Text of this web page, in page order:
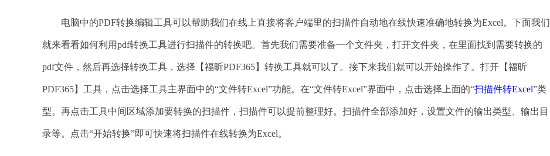
电脑中的PDF转换编辑工具可以帮助我们在线上直接将客户端里的扫描件自动地在线快速准确地转换为Excel。下面我们
就来看看如何利用pdf转换工具进行扫描件的转换吧。首先我们需要准备一个文件夹，打开文件夹，在里面找到需要转换的
pdf文件，然后再选择转换工具，选择【福昕PDF365】转换工具就可以了。接下来我们就可以开始操作了。打开【福昕
PDF365】工具，点击选择工具主界面中的“文件转Excel”功能。在“文件转Excel”界面中，点击选择上面的“扫描件转Excel”类
型。再点击工具中间区域添加要转换的扫描件，扫描件可以提前整理好。扫描件全部添加好，设置文件的输出类型、输出目
录等。点击“开始转换”即可快速将扫描件在线转换为Excel。